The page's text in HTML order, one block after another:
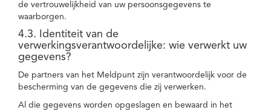
de vertrouwelijkheid van uw persoonsgegevens te
waarborgen.
4.3. Identiteit van de
verwerkingsverantwoordelijke: wie verwerkt uw
gegevens?
De partners van het Meldpunt zijn verantwoordelijk voor de
bescherming van de gegevens die zij verwerken.
Al die gegevens worden opgeslagen en bewaard in het